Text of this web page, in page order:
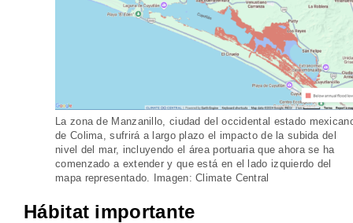
La zona de Manzanillo, ciudad del occidental estado
de Colima, sufrirá a largo plazo el impacto de la subida del
nivel del mar, incluyendo el área portuaria que ahora se ha
comenzado a extender y que está en el lado izquierdo del
mapa representado. Imagen: Climate Central
Hábitat importante